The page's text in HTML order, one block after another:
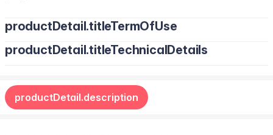
productDetail.titleTermOfUse
Nałóż pomadkę bezpośrednio na usta, zaczynając od środka w
dla delikatnego, naturalnego efektu nałóż jedną warstwę
dla bardziej intensywnego efektu powtórz aplikację
productDetail.titleTechnicalDetails
Polyacyladipate-2, Polyisobutene, Euphorbia Cerifera
(Candelilla) Wax Cera, Oryza Sativa (Rice) Bran Wax (wosk z
otrębów ryżowych), Synthetic Wax, Hydrogenated
productDetail.description